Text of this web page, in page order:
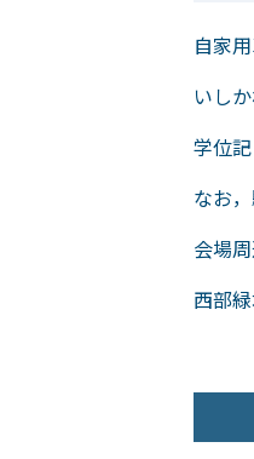
自家
いし
学位
なお
会場
西部